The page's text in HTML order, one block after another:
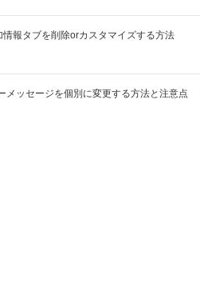
報タブを削除orカスタマイズする方法
メッセージを個別に変更する方法と注意点